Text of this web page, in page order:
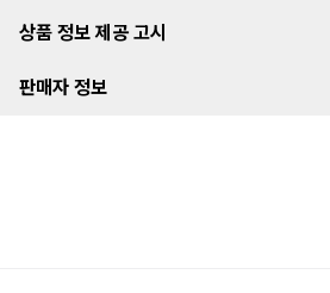
상품 정보 제공 고시
판매자 정보